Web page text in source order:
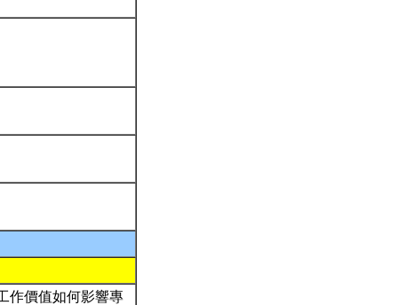
作價值如何影響專